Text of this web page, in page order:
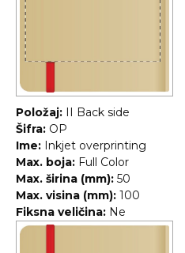
Položaj: II Back side
Šifra: OP
Ime: Inkjet overprinting
Max. boja: Full Color
Max. širina (mm): 50
Max. visina (mm): 100
Fiksna veličina: Ne